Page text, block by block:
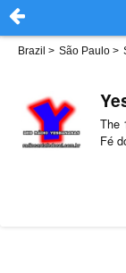
Brazil > São Paulo >
The
Fé